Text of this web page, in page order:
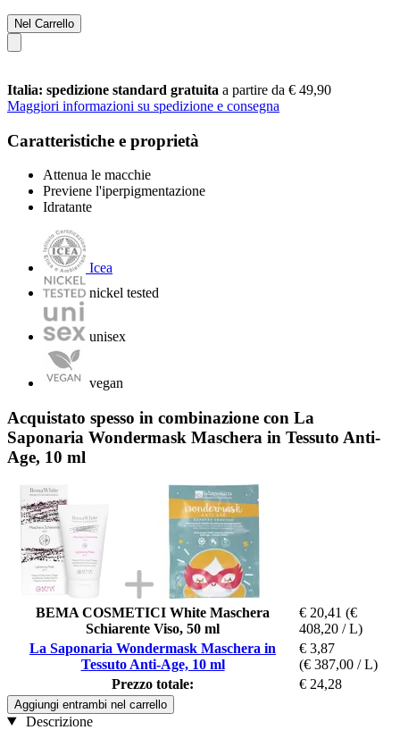
Nel Carrello
Italia: spedizione standard gratuita a partire da € 49,90
Maggiori informazioni su spedizione e consegna
Caratteristiche e proprietà
Attenua le macchie
Previene l'iperpigmentazione
Idratante
Icea
nickel tested
unisex
vegan
Acquistato spesso in combinazione con La
Saponaria Wondermask Maschera in Tessuto Anti-
Age, 10 ml
BEMA COSMETICI White Maschera
Schiarente Viso, 50 ml
€ 20,41 (€
408,20 / L)
La Saponaria Wondermask Maschera in
Tessuto Anti-Age, 10 ml
€ 3,87
(€ 387,00 / L)
Prezzo totale:
€ 24,28
Aggiungi entrambi nel carrello
Descrizione